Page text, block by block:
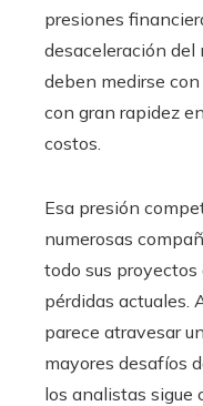
presiones
desaceleración del
deben medirse
con gran rapidez
costos.
Esa presión
numerosas
todo sus proyectos
pérdidas actuales.
parece atravesar
mayores desafíos
los analistas sigue